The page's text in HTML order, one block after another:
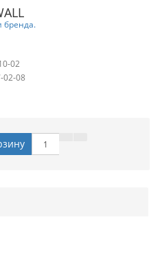
бренда.
02
02-08